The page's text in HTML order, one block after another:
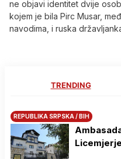
ne objavi identitet dvije
kojem je bila Pirc Musar,
navodima, i ruska
TRENDING
REPUBLIKA SRPSKA / BIH